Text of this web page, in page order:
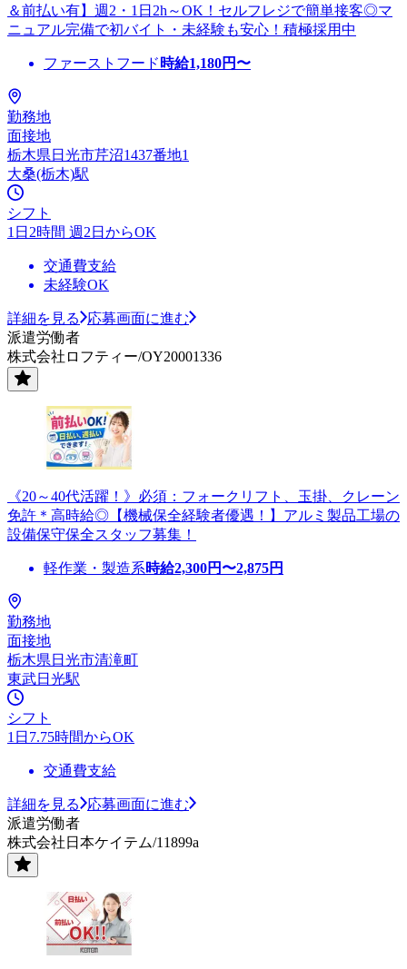
＆前払い有】週2・1日2h～OK！セルフレジで簡単接客◎マ
ニュアル完備で初バイト・未経験も安心！積極採用中
ファーストフード 時給1,180円〜
勤務地
面接地
栃木県日光市芹沼1437番地1
大桑(栃木)駅
シフト
1日2時間 週2日からOK
交通費支給
未経験OK
詳細を見る
応募画面に進む
派遣労働者
株式会社ロフティー/OY20001336
《20～40代活躍！》必須：フォークリフト、玉掛、クレーン
免許＊高時給◎【機械保全経験者優遇！】アルミ製品工場の
設備保守保全スタッフ募集！
軽作業・製造系時給2,300円〜2,875円
勤務地
面接地
栃木県日光市清滝町
東武日光駅
シフト
1日7.75時間からOK
交通費支給
詳細を見る
応募画面に進む
派遣労働者
株式会社日本ケイテム/11899a